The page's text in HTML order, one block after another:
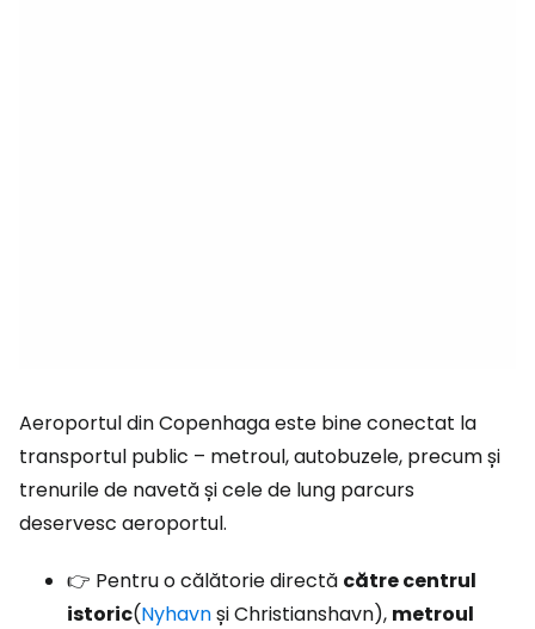
Aeroportul din Copenhaga este bine conectat la
transportul public – metroul, autobuzele, precum și
trenurile de navetă și cele de lung parcurs
deservesc aeroportul.
👉 Pentru o călătorie directă către centrul
istoric(Nyhavnși Christianshavn), metroul